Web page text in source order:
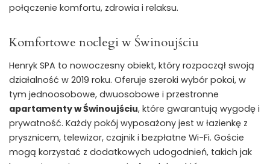
połączenie komfortu, zdrowia i relaksu.
Komfortowe noclegi w Świnoujściu
Henryk SPA to nowoczesny obiekt, który rozpoczął swoją
działalność w 2019 roku. Oferuje szeroki wybór pokoi, w
tym jednoosobowe, dwuosobowe i przestronne
apartamenty w Świnoujściu, które gwarantują wygodę i
prywatność. Każdy pokój wyposażony jest w łazienkę z
prysznicem, telewizor, czajnik i bezpłatne Wi-Fi. Goście
mogą korzystać z dodatkowych udogodnień, takich jak